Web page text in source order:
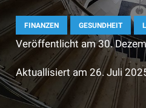
FINANZEN GESUNDHEIT
Veröffentlicht am30.
Aktuallisiert am 26. Juli